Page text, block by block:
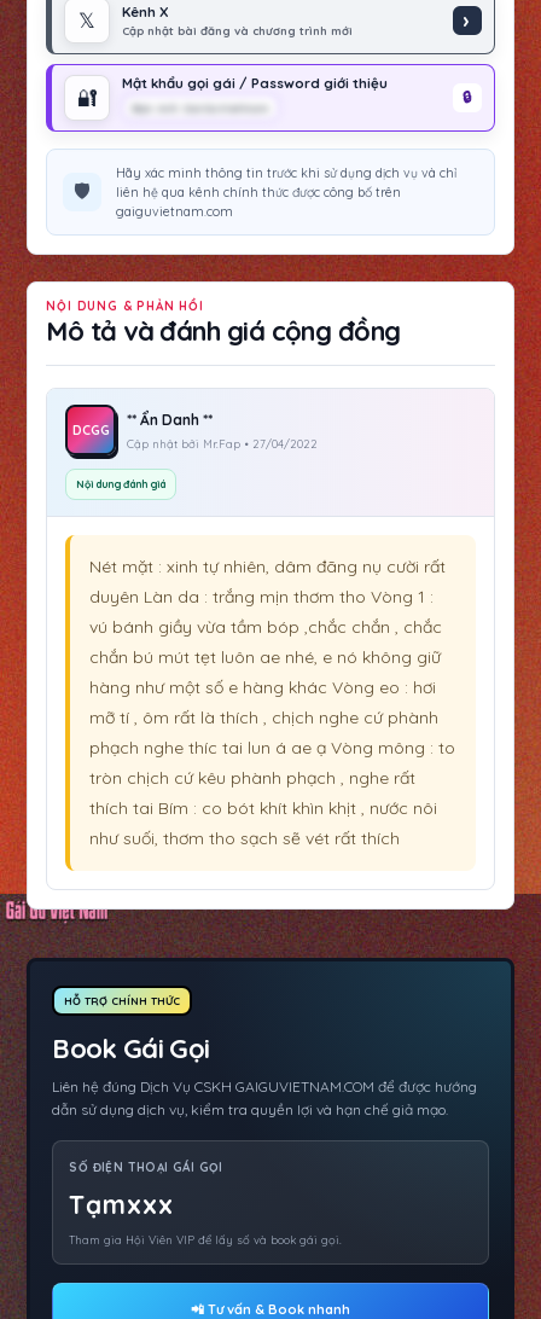
𝕏 Kênh X
Cập nhật bài đăng và chương trình mới
🔐
Mật khẩu gọi gái / Password giới thiệu
Bạn Anh GaiGuVietNam
🛡️
Hãy xác minh thông tin trước khi sử dụng dịch vụ và chỉ
liên hệ qua kênh chính thức được công bố trên
gaiguvietnam.com
NỘI DUNG & PHẢN HỒI
Mô tả và đánh giá cộng đồng
DCGG
** Ẩn Danh **
Cập nhật bởi Mr.Fap • 27/04/2022
Nội dung đánh giá
Nét mặt : xinh tự nhiên, dâm đãng nụ cười rất
duyên Làn da : trắng mịn thơm tho Vòng 1 :
vú bánh giầy vừa tầm bóp ,chắc chắn , chắc
chắn bú mút tẹt luôn ae nhé, e nó không giữ
hàng như một số e hàng khác Vòng eo : hơi
mỡ tí , ôm rất là thích , chịch nghe cứ phành
phạch nghe thíc tai lun á ae ạ Vòng mông : to
tròn chịch cứ kêu phành phạch , nghe rất
thích tai Bím : co bót khít khìn khịt , nước nôi
như suối, thơm tho sạch sẽ vét rất thích
HỖ TRỢ CHÍNH THỨC
Book Gái Gọi
Liên hệ đúng Dịch Vụ CSKH GAIGUVIETNAM.COM để được hướng
dẫn sử dụng dịch vụ, kiểm tra quyền lợi và hạn chế giả mạo.
SỐ ĐIỆN THOẠI GÁI GỌI
Tạmxxx
Tham gia Hội Viên VIP để lấy số và book gái gọi.
📲 Tư vấn & Book nhanh